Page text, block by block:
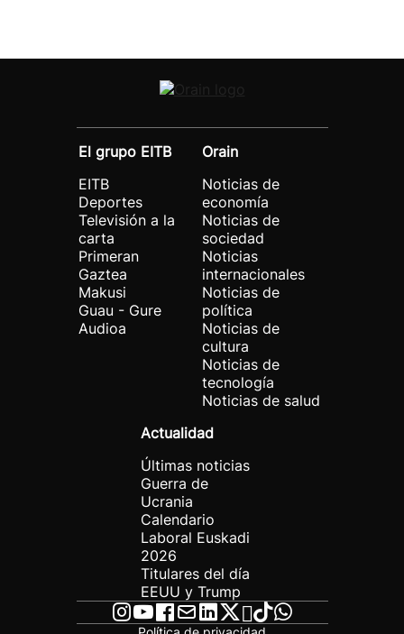
El grupo EITB
EITB
Deportes
Televisión a la
carta
Primeran
Gaztea
Makusi
Guau - Gure
Audioa
Orain
Noticias de
economía
Noticias de
sociedad
Noticias
internacionales
Noticias de
política
Noticias de
cultura
Noticias de
tecnología
Noticias de salud
Actualidad
Últimas noticias
Guerra de
Ucrania
Calendario
Laboral Euskadi
2026
Titulares del día
EEUU y Trump